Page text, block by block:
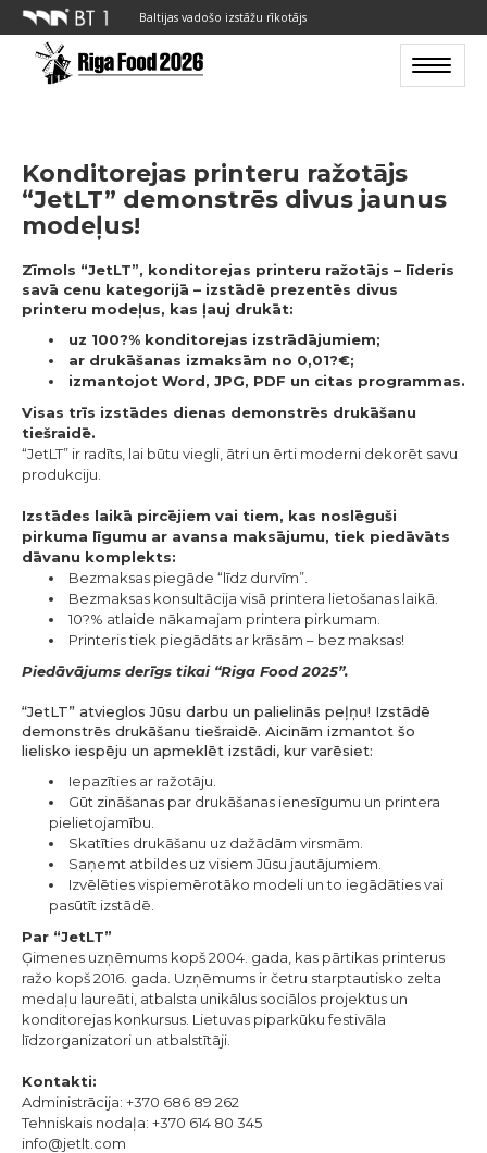
Baltijas vadošo izstāžu rīkotājs
Toggle
Konditorejas printeru ražotājs
“JetLT” demonstrēs divus jaunus
modeļus!
Zīmols “JetLT”, konditorejas printeru ražotājs – līderis
savā cenu kategorijā – izstādē prezentēs divus
printeru modeļus, kas ļauj drukāt:
uz 100?% konditorejas izstrādājumiem;
ar drukāšanas izmaksām no 0,01?€;
izmantojot Word, JPG, PDF un citas programmas.
Visas trīs izstādes dienas demonstrēs drukāšanu
tiešraidē.
“JetLT” ir radīts, lai būtu viegli, ātri un ērti moderni dekorēt savu
produkciju.
Izstādes laikā pircējiem vai tiem, kas noslēguši
pirkuma līgumu ar avansa maksājumu, tiek piedāvāts
dāvanu komplekts:
Bezmaksas piegāde “līdz durvīm”.
Bezmaksas konsultācija visā printera lietošanas laikā.
10?% atlaide nākamajam printera pirkumam.
Printeris tiek piegādāts ar krāsām – bez maksas!
Piedāvājums derīgs tikai “Riga Food 2025”.
“JetLT” atvieglos Jūsu darbu un palielinās peļņu! Izstādē
demonstrēs drukāšanu tiešraidē. Aicinām izmantot šo
lielisko iespēju un apmeklēt izstādi, kur varēsiet:
Iepazīties ar ražotāju.
Gūt zināšanas par drukāšanas ienesīgumu un printera
pielietojamību.
Skatīties drukāšanu uz dažādām virsmām.
Saņemt atbildes uz visiem Jūsu jautājumiem.
Izvēlēties vispiemērotāko modeli un to iegādāties vai
pasūtīt izstādē.
Par “JetLT”
Ģimenes uzņēmums kopš 2004. gada, kas pārtikas printerus
ražo kopš 2016. gada. Uzņēmums ir četru starptautisko zelta
medaļu laureāti, atbalsta unikālus sociālos projektus un
konditorejas konkursus. Lietuvas piparkūku festivāla
līdzorganizatori un atbalstītāji.
Kontakti:
Administrācija: +370 686 89 262
Tehniskais nodaļa: +370 614 80 345
info@jetlt.com